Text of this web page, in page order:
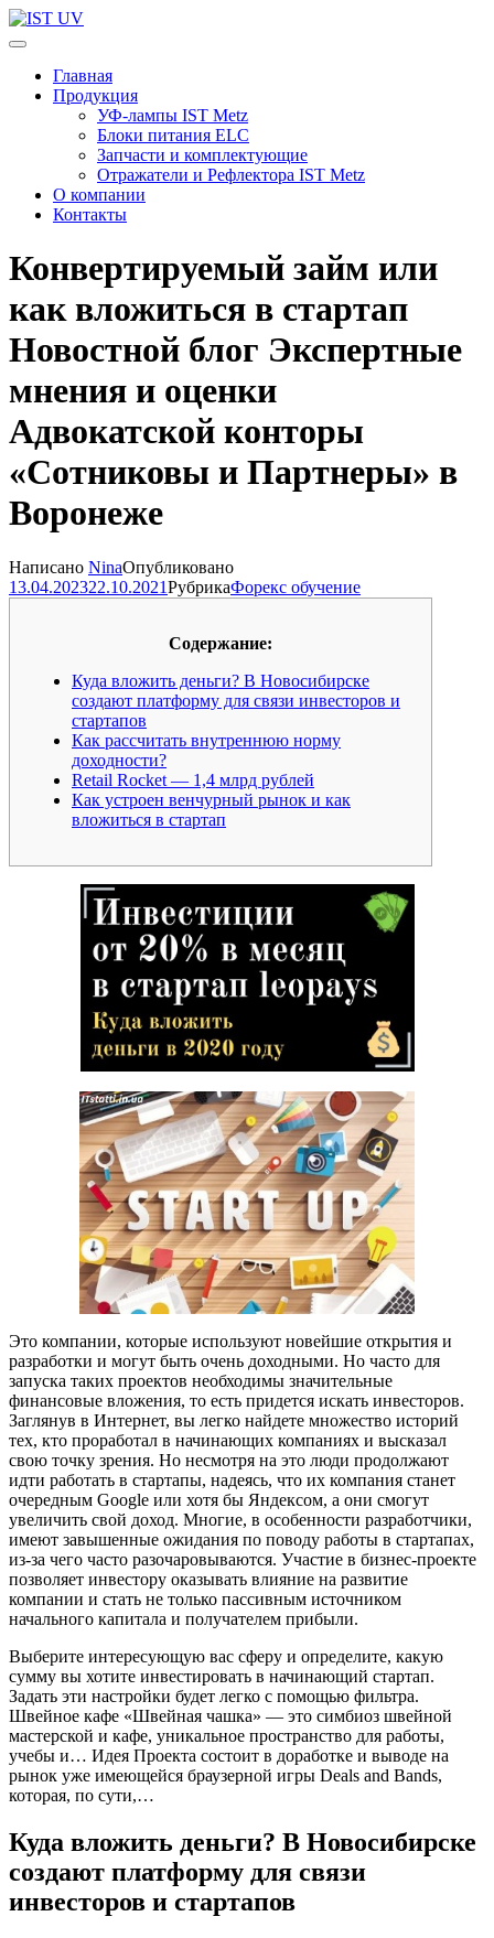
Перейти
к
(нажмите
Enter)
Главная
Продукция
УФ-лампы IST Metz
Блоки питания ELC
Запчасти и комплектующие
Отражатели и Рефлектора IST Metz
О компании
Контакты
Конвертируемый займ или
как вложиться в стартап
Новостной блог Экспертные
мнения и оценки
Адвокатской конторы
«Сотниковы и Партнеры» в
Воронеже
Написано NinaОпубликовано
13.04.202322.10.2021РубрикаФорекс обучение
Содержание:
Куда вложить деньги? В Новосибирске
создают платформу для связи инвесторов и
стартапов
Как рассчитать внутреннюю норму
доходности?
Retail Rocket — 1,4 млрд рублей
Как устроен венчурный рынок и как
вложиться в стартап
Это компании, которые используют новейшие открытия и
разработки и могут быть очень доходными. Но часто для
запуска таких проектов необходимы значительные
финансовые вложения, то есть придется искать инвесторов.
Заглянув в Интернет, вы легко найдете множество историй
тех, кто проработал в начинающих компаниях и высказал
свою точку зрения. Но несмотря на это люди продолжают
идти работать в стартапы, надеясь, что их компания станет
очередным Google или хотя бы Яндексом, а они смогут
увеличить свой доход. Многие, в особенности разработчики,
имеют завышенные ожидания по поводу работы в стартапах,
из-за чего часто разочаровываются. Участие в бизнес-проекте
позволяет инвестору оказывать влияние на развитие
компании и стать не только пассивным источником
начального капитала и получателем прибыли.
Выберите интересующую вас сферу и определите, какую
сумму вы хотите инвестировать в начинающий стартап.
Задать эти настройки будет легко с помощью фильтра.
Швейное кафе «Швейная чашка» — это симбиоз швейной
мастерской и кафе, уникальное пространство для работы,
учебы и… Идея Проекта состоит в доработке и выводе на
рынок уже имеющейся браузерной игры Deals and Bands,
которая, по сути,…
Куда вложить деньги? В Новосибирске
создают платформу для связи
инвесторов и стартапов